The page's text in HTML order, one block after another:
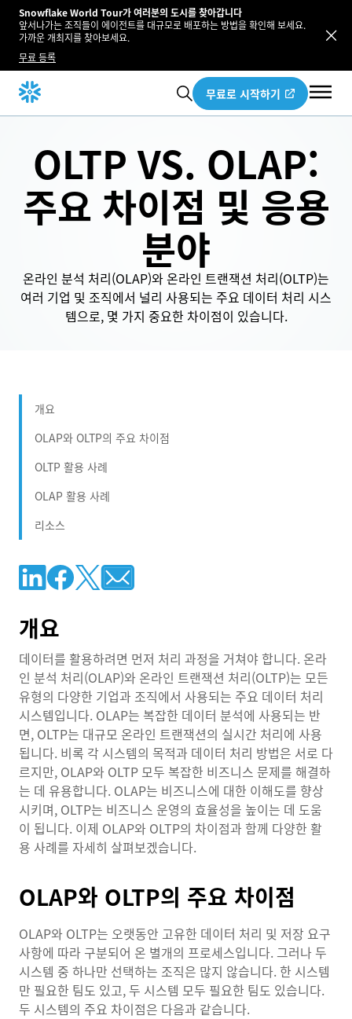
Snowflake World Tour가 여러분의 도시를 찾아갑니다
앞서나가는 조직들이 에이전트를 대규모로 배포하는 방법을 확인해 보세요.
가까운 개최지를 찾아보세요.
무료 등록
무료로 시작하기
OLTP VS. OLAP:
주요 차이점 및 응용
분야
온라인 분석 처리(OLAP)와 온라인 트랜잭션 처리(OLTP)는
여러 기업 및 조직에서 널리 사용되는 주요 데이터 처리 시스
템으로, 몇 가지 중요한 차이점이 있습니다.
개요
OLAP와 OLTP의 주요 차이점
OLTP 활용 사례
OLAP 활용 사례
리소스
개요
데이터를 활용하려면 먼저 처리 과정을 거쳐야 합니다. 온라
인 분석 처리(OLAP)와 온라인 트랜잭션 처리(OLTP)는 모든
유형의 다양한 기업과 조직에서 사용되는 주요 데이터 처리
시스템입니다. OLAP는 복잡한 데이터 분석에 사용되는 반
면, OLTP는 대규모 온라인 트랜잭션의 실시간 처리에 사용
됩니다. 비록 각 시스템의 목적과 데이터 처리 방법은 서로 다
르지만, OLAP와 OLTP 모두 복잡한 비즈니스 문제를 해결하
는 데 유용합니다. OLAP는 비즈니스에 대한 이해도를 향상
시키며, OLTP는 비즈니스 운영의 효율성을 높이는 데 도움
이 됩니다. 이제 OLAP와 OLTP의 차이점과 함께 다양한 활
용 사례를 자세히 살펴보겠습니다.
OLAP와 OLTP의 주요 차이점
OLAP와 OLTP는 오랫동안 고유한 데이터 처리 및 저장 요구
사항에 따라 구분되어 온 별개의 프로세스입니다. 그러나 두
시스템 중 하나만 선택하는 조직은 많지 않습니다. 한 시스템
만 필요한 팀도 있고, 두 시스템 모두 필요한 팀도 있습니다.
두 시스템의 주요 차이점은 다음과 같습니다.